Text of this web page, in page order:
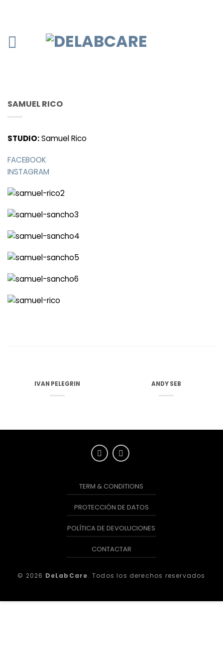
SAMUEL RICO
STUDIO:Samuel Rico
FACEBOOK
INSTAGRAM
IVAN PELEGRIN ANDY SEB
TERM & CONDITIONS
PROTECCIÓN DE DATOS
POLÍTICA DE DEVOLUCIONES
CONTACTAR
© 2026 DeLabCare. Todos los derechos reservados